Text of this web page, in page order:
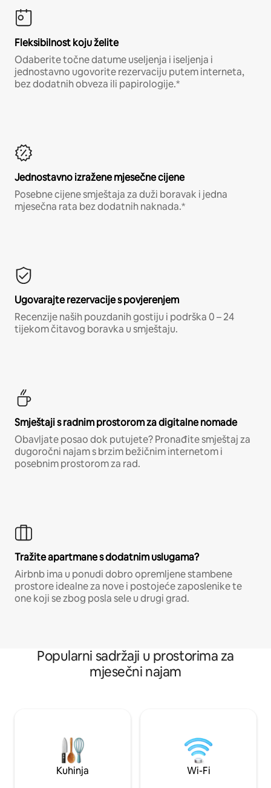
Fleksibilnost koju želite
Odaberite točne datume useljenja i iseljenja i
jednostavno ugovorite rezervaciju putem interneta,
bez dodatnih obveza ili papirologije.*
Jednostavno izražene mjesečne cijene
Posebne cijene smještaja za duži boravak i jedna
mjesečna rata bez dodatnih naknada.*
Ugovarajte rezervacije s povjerenjem
Recenzije naših pouzdanih gostiju i podrška 0 – 24
tijekom čitavog boravka u smještaju.
Smještaji s radnim prostorom za digitalne nomade
Obavljate posao dok putujete? Pronađite smještaj za
dugoročni najam s brzim bežičnim internetom i
posebnim prostorom za rad.
Tražite apartmane s dodatnim uslugama?
Airbnb ima u ponudi dobro opremljene stambene
prostore idealne za nove i postojeće zaposlenike te
one koji se zbog posla sele u drugi grad.
Popularni sadržaji u prostorima za
mjesečni najam
Kuhinja Wi-Fi